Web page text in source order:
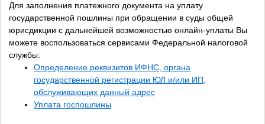
Для заполнения платежного документа на уплату
государственной пошлины при обращении в суды общей
юрисдикции с дальнейшей возможностью онлайн-уплаты Вы
можете воспользоваться сервисами Федеральной налоговой
службы:
Определение реквизитов ИФНС, органа
государственной регистрации ЮЛ и/или ИП,
обслуживающих данный адрес
Уплата госпошлины